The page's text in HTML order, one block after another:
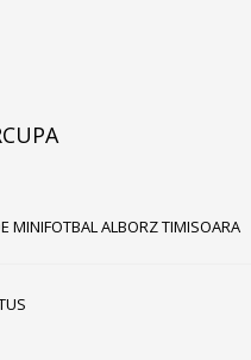
MINIFOTBAL ALBORZ TIMISOARA